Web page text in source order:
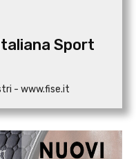
Sport
- www.fise.it